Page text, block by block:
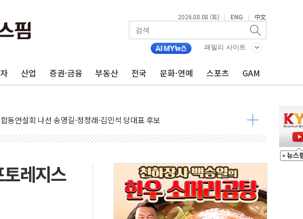
2026.08.08 (토) | ENG | 中文
패밀리 사이트
산업 증권·금융 부동산 전국 문화·연예 스포츠 GAM
영덕 '호우특보'-포항 '산사태 주의보'...경북도, 호우 피해·통제구간 없어
, 2주차 제주·인천 경선서 정청래에 승리...47.75% vs 42.08%
는 김민석 당대표 후보
] 민주, 인천 경선 결과 발표...김민석 45.09% 정청래 43.27% 송영길 11.63%
민주, 제주 경선 결과 발표...김민석 52.64% 정청래 39.89% 송영길 7.47%
란전 출구전략 만지작…공습 한계·탄약 부족 현실화
레지스